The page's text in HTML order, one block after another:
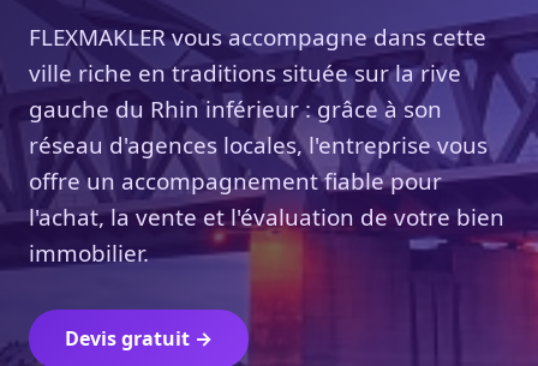
FLEXMAKLER vous accompagne dans cette
ville riche en traditions située sur la rive
gauche du Rhin inférieur : grâce à son
réseau d'agences locales, l'entreprise vous
offre un accompagnement fiable pour
l'achat, la vente et l'évaluation de votre bien
immobilier.
Devis gratuit →